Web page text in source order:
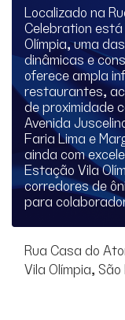
Rua Casa do
Vila Olímpia, São
Localizado na
Celebration
Olímpia, uma
dinâmicas e
oferece ampla
restaurantes,
de proximidade
Avenida
Faria Lima e
ainda com
Estação Vila
corredores de
para